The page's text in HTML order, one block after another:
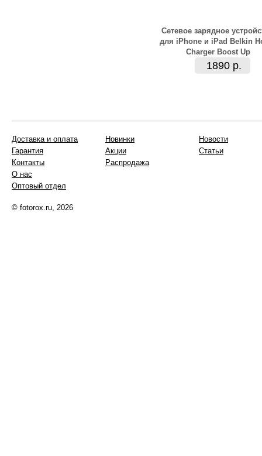
Сетевое зарядное
для iPhone и iPad Belkin
Charger Boost Up
1890 р.
Доставка и оплата
Гарантия
Контакты
О нас
Оптовый отдел
Новинки
Акции
Распродажа
Новости
Статьи
© fotorox.ru, 2026